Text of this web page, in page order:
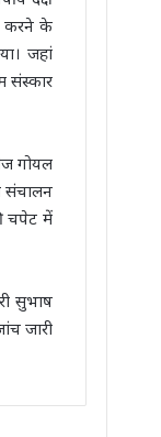
करने के
जहां
संस्कार
गोयल
संचालन
चपेट में
सुभाष
जारी